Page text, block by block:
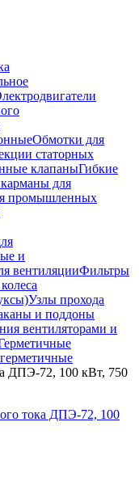
Обмотки для
статорных
клапаныГибкие
для
промышленных
и
вентиляцииФильтры
Узлы прохода
и поддоны
вентиляторами и
ДПЭ-72, 100 кВт, 750